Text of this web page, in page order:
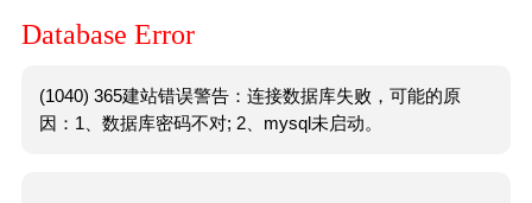
Database Error
(1040) 365建站错误警告：连接数据库失败，可能的原
因：1、数据库密码不对; 2、mysql未启动。